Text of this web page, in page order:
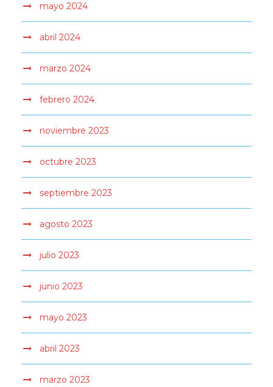
mayo 2024
abril 2024
marzo 2024
febrero 2024
noviembre 2023
octubre 2023
septiembre 2023
agosto 2023
julio 2023
junio 2023
mayo 2023
abril 2023
marzo 2023